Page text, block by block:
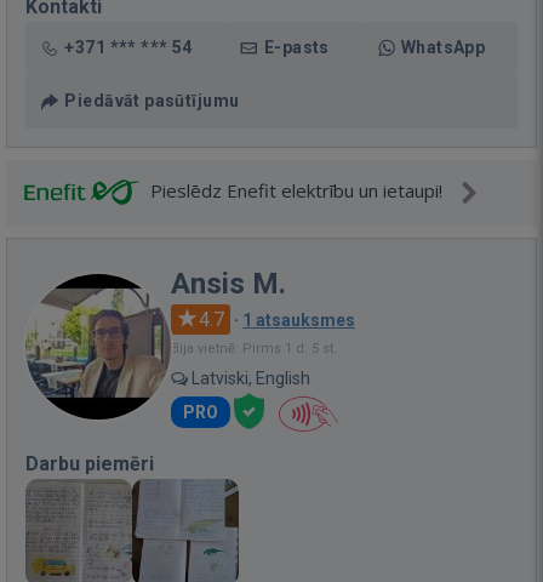
Kontakti
+371 *** *** 54 E-pasts WhatsApp
Piedāvāt pasūtījumu
Pieslēdz Enefit elektrību un ietaupi!
Ansis M.
4.7 · 1 atsauksmes
Bija vietnē: Pirms 1 d. 5 st.
Latviski, English
PRO
Darbu piemēri